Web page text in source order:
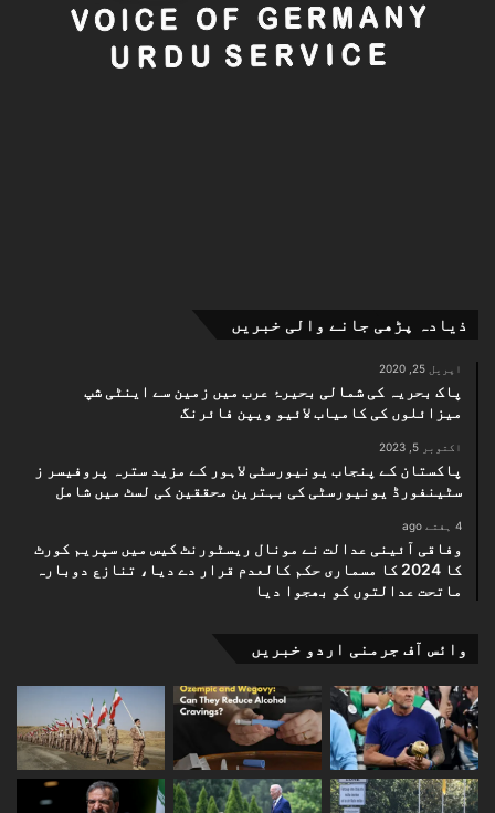
ذیادہ پڑھی جانے والی خبریں
اپریل 25, 2020
پاک بحریہ کی شمالی بحیرۂ عرب میں زمین سے اینٹی شپ
میزائلوں کی کامیاب لائیو ویپن فائرنگ
اکتوبر 5, 2023
پاکستان کے پنجاب یونیورسٹی لاہور کے مزید سترہ پروفیسر ز
سٹینفورڈ یونیورسٹی کی بہترین محققین کی لسٹ میں شامل
4 ہفتے ago
وفاقی آئینی عدالت نے مونال ریسٹورنٹ کیس میں سپریم کورٹ
کا 2024 کا مسماری حکم کالعدم قرار دے دیا، تنازع دوبارہ
ماتحت عدالتوں کو بھجوا دیا
وائس آف جرمنی اردو خبریں